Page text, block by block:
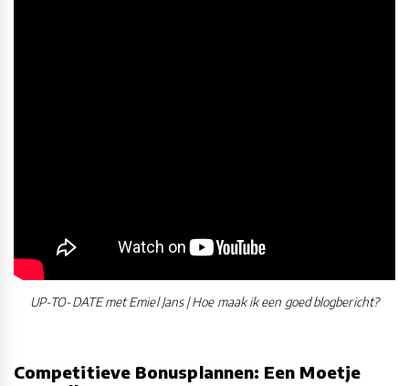
UP-TO-DATE met Emiel Jans | Hoe maak ik een goed blogbericht?
Competitieve Bonusplannen: Een Moetje